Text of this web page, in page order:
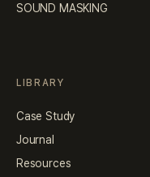
SOUND MASKING
LIBRARY
Case Study
Journal
Resources